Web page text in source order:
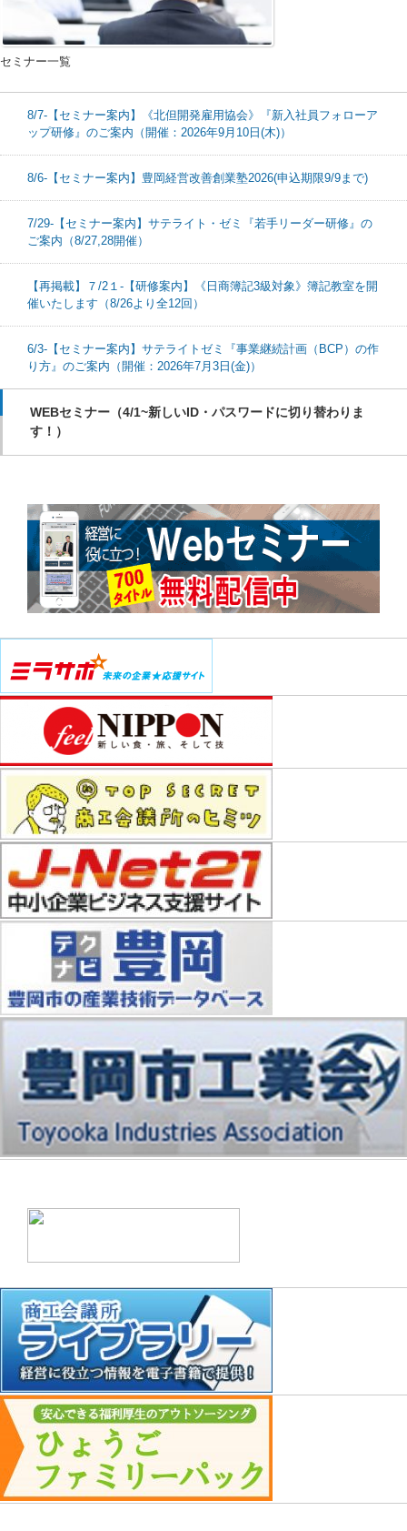
セミナー一覧
8/7-【セミナー案内】《北但開発雇用協会》『新入社員フォローア
ップ研修』のご案内（開催：2026年9月10日(木)）
8/6-【セミナー案内】豊岡経営改善創業塾2026(申込期限9/9まで)
7/29-【セミナー案内】サテライト・ゼミ『若手リーダー研修』の
ご案内（8/27,28開催）
【再掲載】７/2１-【研修案内】《日商簿記3級対象》簿記教室を開
催いたします（8/26より全12回）
6/3-【セミナー案内】サテライトゼミ『事業継続計画（BCP）の作
り方』のご案内（開催：2026年7月3日(金)）
WEBセミナー（4/1~新しいID・パスワードに切り替わりま
す！）